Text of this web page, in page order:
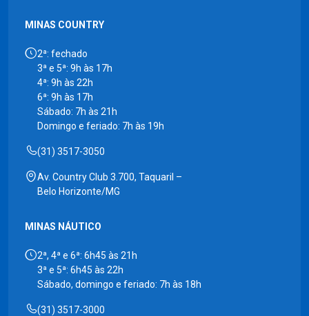
MINAS COUNTRY
2ª: fechado
3ª e 5ª: 9h às 17h
4ª: 9h às 22h
6ª: 9h às 17h
Sábado: 7h às 21h
Domingo e feriado: 7h às 19h
(31) 3517-3050
Av. Country Club 3.700, Taquaril –
Belo Horizonte/MG
MINAS NÁUTICO
2ª, 4ª e 6ª: 6h45 às 21h
3ª e 5ª: 6h45 às 22h
Sábado, domingo e feriado: 7h às 18h
(31) 3517-3000